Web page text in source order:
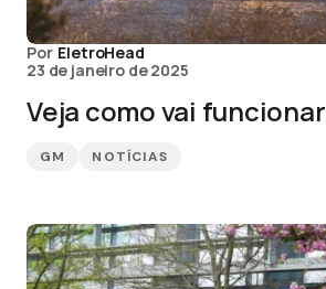
Por EletroHead
23 de janeiro de 2025
Veja como vai funcionar
GM NOTÍCIAS